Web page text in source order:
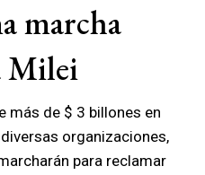
marcha
Milei
más de $ 3 billones en
organizaciones,
para reclamar